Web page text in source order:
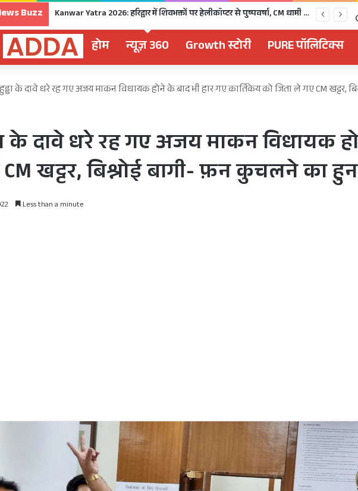
Buzz Kanwar Yatra 2026: हरिद्वार में शिवभक्तों पर हेलीकॉप्टर से पुष्पवर्षा, CM धामी ने धोए कांवड़ियों के चरण, अपने हाथों से परोसा भोजन
होम न्यूज़ 360 Growth स्टोरी PURE पॉलिटिक्स
के दावे धरे रह गए अजय माकन विधायक होने के बाद भी हार गए कार्तिकेय को जिता ले गए CM
के दावे धरे रह गए अजय माकन विधायक
खट्टर, बिश्नोई बागी- फ़न कुचलने का
Less than a minute